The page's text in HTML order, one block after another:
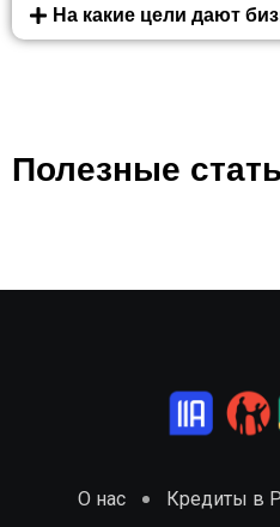
На какие цели дают
Полезные
О нас Кредиты в